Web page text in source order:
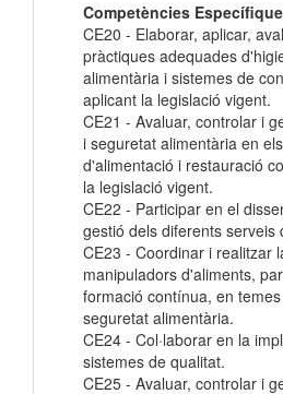
Competències
CE20 - Elaborar, aplicar,
pràctiques adequades
alimentària i sistemes de
aplicant la legislació vigent.
CE21 - Avaluar, controlar i
i seguretat alimentària en
d'alimentació i restauració
la legislació vigent.
CE22 - Participar en el
gestió dels diferents serveis
CE23 - Coordinar i realitzar
manipuladors d'aliments,
formació contínua, en
seguretat alimentària.
CE24 - Col·laborar en la
sistemes de qualitat.
CE25 - Avaluar, controlar i